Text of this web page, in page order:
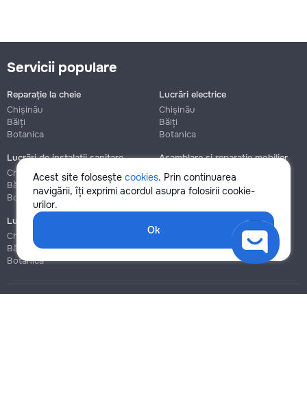
Acest site folosește cookies. Prin continuarea
navigării, îți exprimi acordul asupra folosirii cookie-
urilor.
Ok
Servicii populare
Reparație la cheie
Chișinău
Bălți
Botanica
Lucrări electrice
Chișinău
Bălți
Botanica
Lucrări de instalații sanitare
Chișinău
Bălți
Botanica
Asamblare și reparație mobilier
Chișinău
Botanica
Lucrări de construcție și instalare
Chișinău
Bălți
Botanica